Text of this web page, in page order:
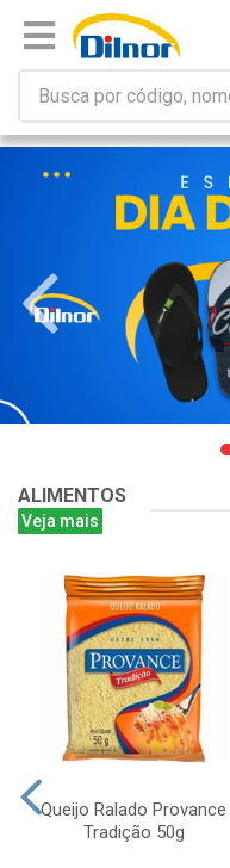
ALIMENTOS
Veja mais
Queijo Ralado Provance
Tradição 50g